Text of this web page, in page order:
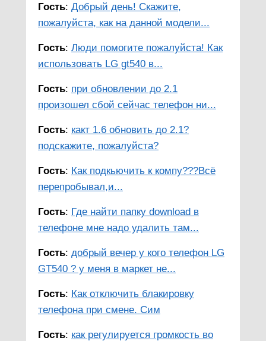
Гость: Добрый день! Скажите,
пожалуйста, как на данной модели...
Гость: Люди помогите пожалуйста! Как
использовать LG gt540 в...
Гость: при обновлении до 2.1
произошел сбой сейчас телефон ни...
Гость: какт 1.6 обновить до 2.1?
подскажите, пожалуйста?
Гость: Как подкьючить к компу???Всё
перепробывал,и...
Гость: Где найти папку download в
телефоне мне надо удалить там...
Гость: добрый вечер у кого телефон LG
GT540 ? у меня в маркет не...
Гость: Как отключить блакировку
телефона при смене. Сим
Гость: как регулируется громкость во